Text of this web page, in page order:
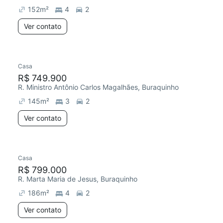
152m² 4
2
Ver contato
Casa
R$ 749.900
R. Ministro Antônio Carlos Magalhães, Buraquinho
145m² 3
2
Ver contato
Casa
R$ 799.000
R. Marta Maria de Jesus, Buraquinho
186m² 4
2
Ver contato